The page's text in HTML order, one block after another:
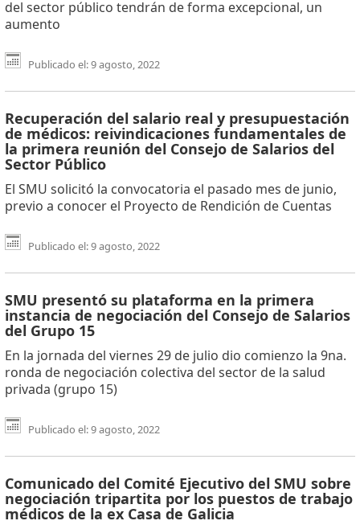
del sector público tendrán de forma excepcional, un
aumento
Publicado el: 9 agosto, 2022
Recuperación del salario real y presupuestación
de médicos: reivindicaciones fundamentales de
la primera reunión del Consejo de Salarios del
Sector Público
El SMU solicitó la convocatoria el pasado mes de junio,
previo a conocer el Proyecto de Rendición de Cuentas
Publicado el: 9 agosto, 2022
SMU presentó su plataforma en la primera
instancia de negociación del Consejo de Salarios
del Grupo 15
En la jornada del viernes 29 de julio dio comienzo la 9na.
ronda de negociación colectiva del sector de la salud
privada (grupo 15)
Publicado el: 9 agosto, 2022
Comunicado del Comité Ejecutivo del SMU sobre
negociación tripartita por los puestos de trabajo
médicos de la ex Casa de Galicia